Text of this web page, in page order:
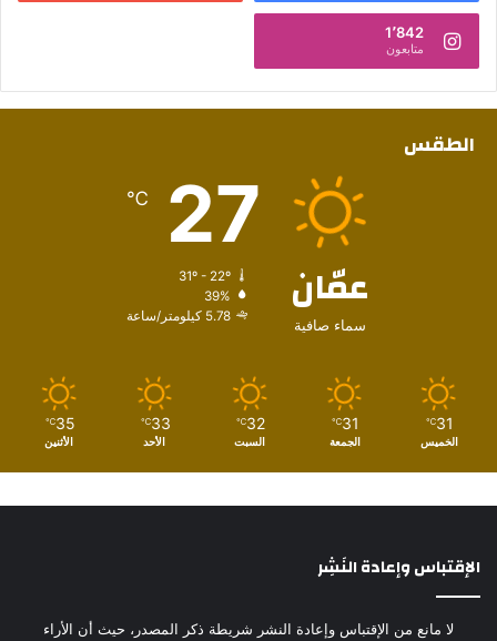
1٬842
متابعون
الطقس
عمّان
سماء صافية
27
℃
31º - 22º
39%
5.78 كيلومتر/ساعة
31
℃
الخميس
31
℃
الجمعة
32
℃
السبت
33
℃
الأحد
35
℃
الأثنين
الإقتباس وإعادة النَشِر
لا مانع من الإقتباس وإعادة النشر شريطة ذكر المصدر، حيث أن الأراء